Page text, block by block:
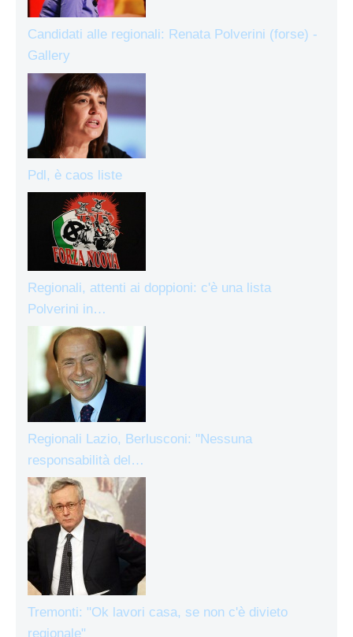
Candidati alle regionali: Renata Polverini (forse) -
Gallery
Pdl, è caos liste
Regionali, attenti ai doppioni: c'è una lista
Polverini in…
Regionali Lazio, Berlusconi: "Nessuna
responsabilità del…
Tremonti: "Ok lavori casa, se non c'è divieto
regionale"